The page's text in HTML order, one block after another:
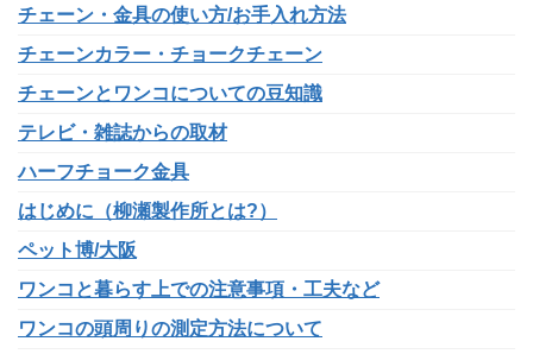
チェーン・金具の使い方/お手入れ方法
チェーンカラー・チョークチェーン
チェーンとワンコについての豆知識
テレビ・雑誌からの取材
ハーフチョーク金具
はじめに（柳瀬製作所とは?）
ペット博/大阪
ワンコと暮らす上での注意事項・工夫など
ワンコの頭周りの測定方法について